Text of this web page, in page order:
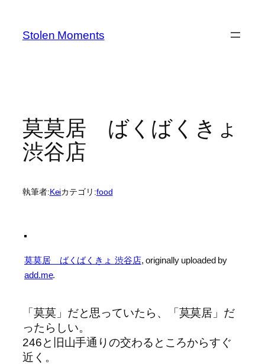
Stolen Moments
莫莫居 ばくばくきょ
渋谷店
執筆者:Keiカテゴリ:food
莫莫居 ばくばくきょ 渋谷店, originally uploaded by
add.me.
「莫莫」だと思っていたら、「莫莫居」だ
ったらしい。
246と旧山手通りの交わるところからすぐ
近く。